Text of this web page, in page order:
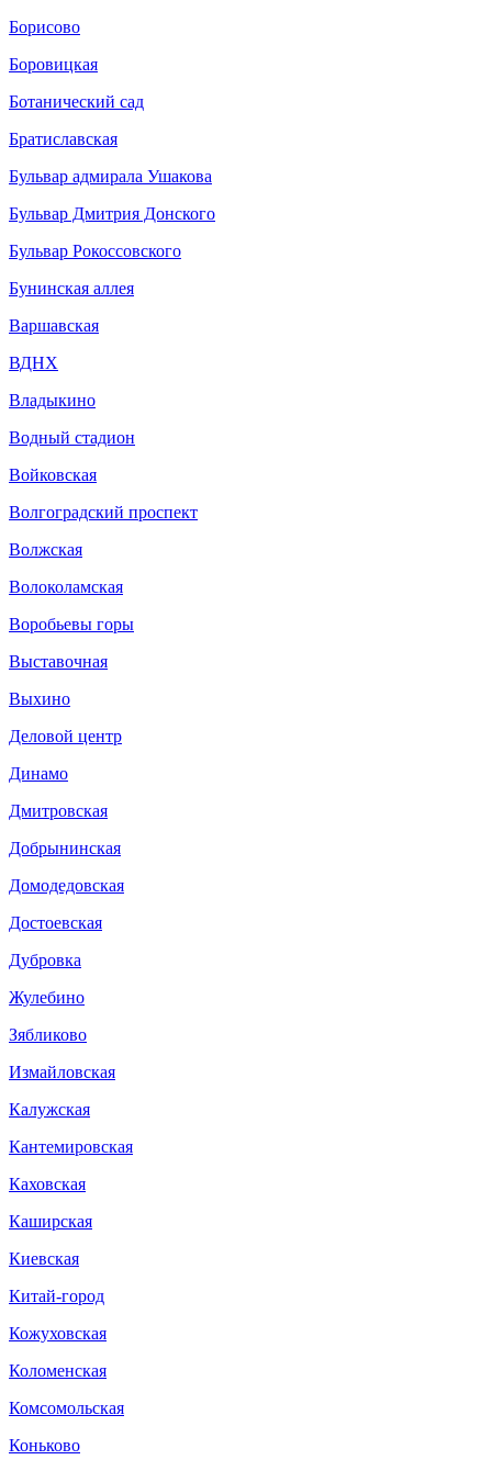
Борисово
Боровицкая
Ботанический сад
Братиславская
Бульвар адмирала Ушакова
Бульвар Дмитрия Донского
Бульвар Рокоссовского
Бунинская аллея
Варшавская
ВДНХ
Владыкино
Водный стадион
Войковская
Волгоградский проспект
Волжская
Волоколамская
Воробьевы горы
Выставочная
Выхино
Деловой центр
Динамо
Дмитровская
Добрынинская
Домодедовская
Достоевская
Дубровка
Жулебино
Зябликово
Измайловская
Калужская
Кантемировская
Каховская
Каширская
Киевская
Китай-город
Кожуховская
Коломенская
Комсомольская
Коньково